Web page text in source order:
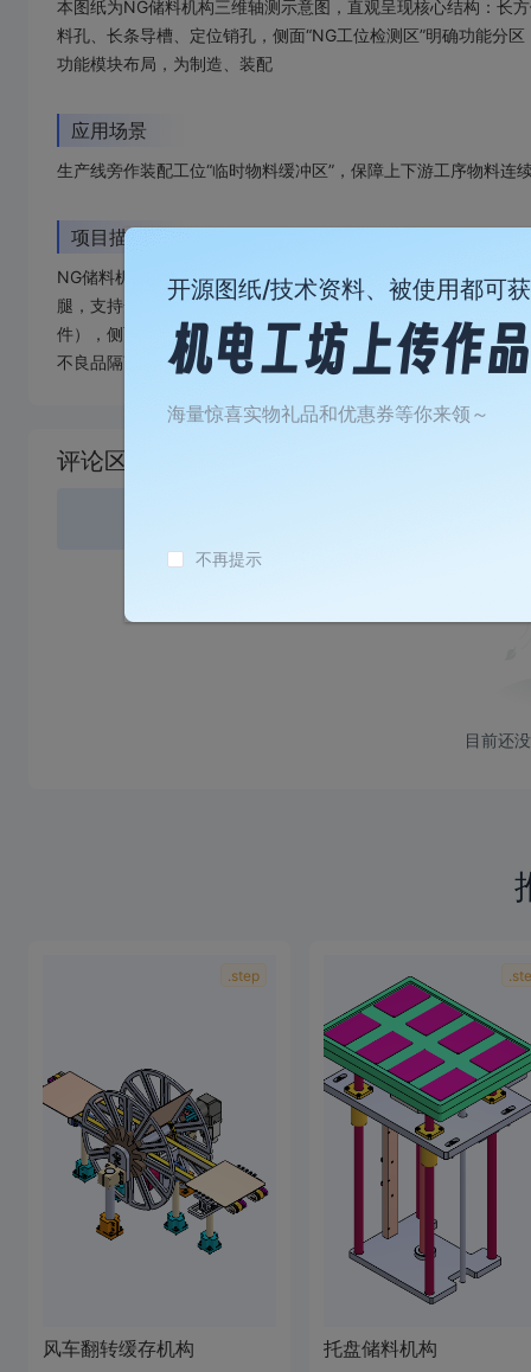
本图纸为NG储料机构三维轴测示意图，直观呈现核心结构：长
料孔、长条导槽、定位销孔，侧面“NG工位检测区”明确功能分
功能模块布局，为制造、装配
应用场景
生产线旁作装配工位“临时物料缓冲区”，保障上下游工序物料连
项目描述
NG储料机构是为工程机械配件生产、运维环节打造的模块化存
腿，支持安装高度与水平度精准调校。平台顶面布局多组圆形
件），侧面标注“NG工位检测区”，实现与质量管控系统联动。
不良品隔离、工序间缓冲流转等需求，助力生产流程高效衔接。
失
评论区
目前还
.step
风车翻转缓存机构 托盘储料机构
开源图纸/技术资料、被使用都可
海量惊喜实物礼品和优惠券等你来领～
不再提示